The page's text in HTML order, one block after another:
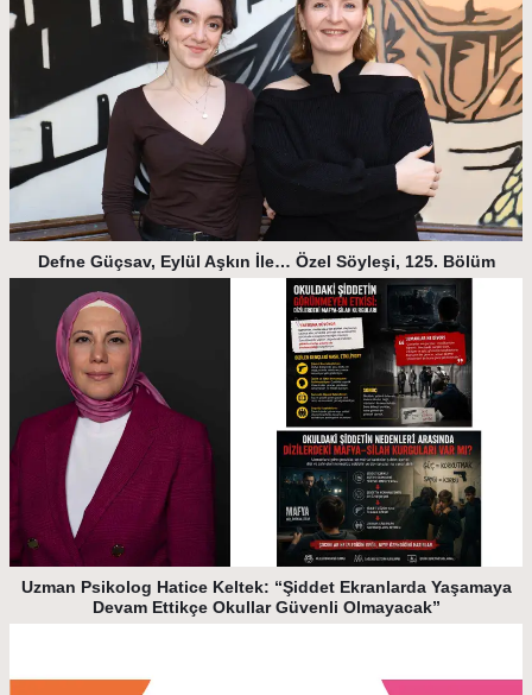
Defne Güçsav, Eylül Aşkın İle… Özel Söyleşi, 125. Bölüm
Uzman Psikolog Hatice Keltek: “Şiddet Ekranlarda Yaşamaya
Devam Ettikçe Okullar Güvenli Olmayacak”